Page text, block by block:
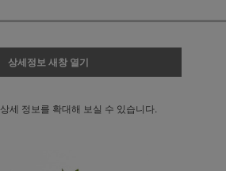
상세정보 새창 열기
상세 정보를 확대해 보실 수 있습니다.